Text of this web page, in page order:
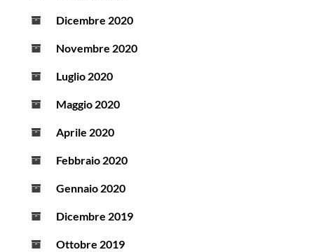
Dicembre 2020
Novembre 2020
Luglio 2020
Maggio 2020
Aprile 2020
Febbraio 2020
Gennaio 2020
Dicembre 2019
Ottobre 2019